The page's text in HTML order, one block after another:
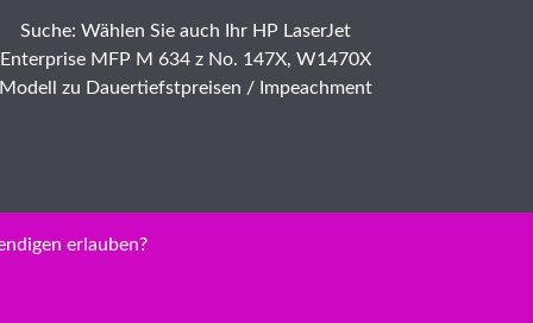
Suche: Wählen Sie auch Ihr HP LaserJet
Enterprise MFP M 634 z No. 147X, W1470X
Modell zu Dauertiefstpreisen / Impeachment
erlauben?